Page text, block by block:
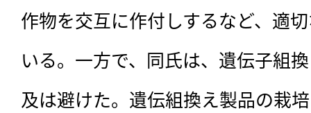
作物を交互に作付しするなど、適
いる。一方で、同氏は、遺伝子組
及は避けた。遺伝組換え製品の栽